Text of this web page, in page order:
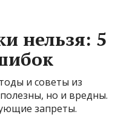
нельзя: 5
и советы из
но и вредны.
запреты.